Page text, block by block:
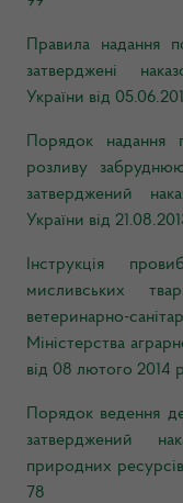
Правила надання
затверджені
України від
Порядок надання
розливу
затверджений
України від
Інструкція
мисливських
ветеринарно-
Міністерства
від 08 лютого 2014
Порядок ведення
затверджений
природних
78